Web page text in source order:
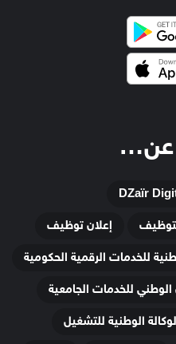
عن…
DZaïr
إعلان توظيف
للخدمات الرقمية الحكومية
الوطني للخدمات الجامعية
الوطنية للتشغيل